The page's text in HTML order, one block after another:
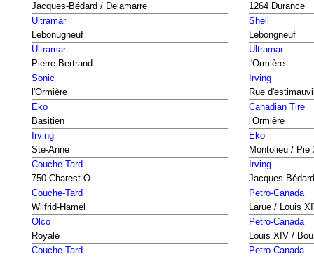
Jacques-Bédard / Delamarre
1264 Durance
Ultramar
Lebonugneuf
Shell
Lebongneuf
Ultramar
Pierre-Bertrand
Ultramar
l'Ormière
Sonic
l'Ormière
Irving
Rue
Eko
Basitien
Canadian Tire
l'Ormière
Irving
Ste-Anne
Eko
Montolieu / Pie
Couche-Tard
750 Charest O
Irving
Jacques-Bédard
Couche-Tard
Wilfrid-Hamel
Petro-Canada
Larue / Louis
Olco
Royale
Petro-Canada
Louis XIV /
Couche-Tard
Petro-Canada